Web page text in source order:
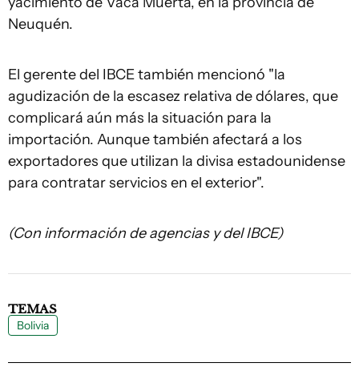
Neuquén.
El gerente del IBCE también mencionó "la
agudización de la escasez relativa de dólares, que
complicará aún más la situación para la
importación. Aunque también afectará a los
exportadores que utilizan la divisa estadounidense
para contratar servicios en el exterior".
(Con información de agencias y del IBCE)
TEMAS
Bolivia